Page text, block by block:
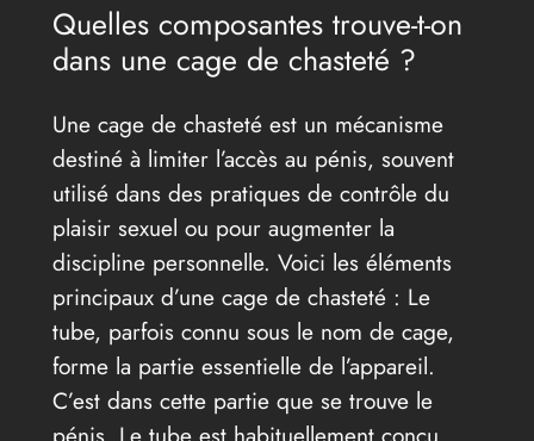
Quelles composantes trouve-t-on
dans une cage de chasteté ?
Une cage de chasteté est un mécanisme
destiné à limiter l’accès au pénis, souvent
utilisé dans des pratiques de contrôle du
plaisir sexuel ou pour augmenter la
discipline personnelle. Voici les éléments
principaux d’une cage de chasteté : Le
tube, parfois connu sous le nom de cage,
forme la partie essentielle de l’appareil.
C’est dans cette partie que se trouve le